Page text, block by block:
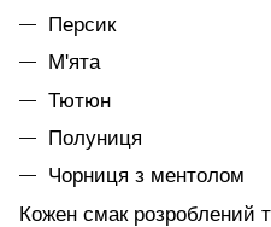
Персик
М'ята
Тютюн
Полуниця
Чорниця з ментолом
Кожен смак розроблений